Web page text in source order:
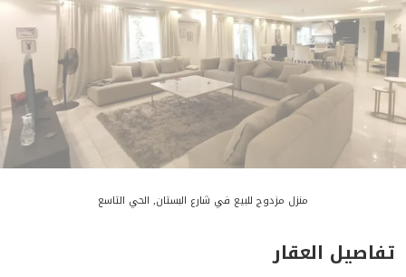
منزل مزدوج للبيع في شارع البستان, الحي التاسع
تفاصيل العقار